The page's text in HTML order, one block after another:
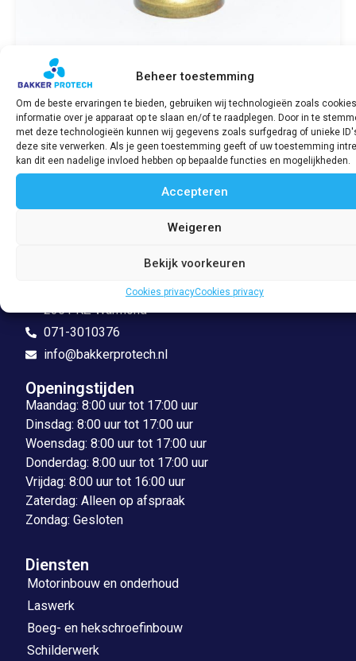
Beheer toestemming
Om de beste ervaringen te bieden, gebruiken wij technologieën zoals
informatie over je apparaat op te slaan en/of te raadplegen. Door in te
met deze technologieën kunnen wij gegevens zoals surfgedrag of unieke
deze site verwerken. Als je geen toestemming geeft of uw toestemming
kan dit een nadelige invloed hebben op bepaalde functies en mogelijkheden.
Accepteren
Weigeren
Bekijk voorkeuren
Cookies privacyCookies privacy
Vriesplug / Frostplug 25 mm SABB
€ 9,05 incl. BTW
2361 KZ Warmond
071-3010376
info@bakkerprotech.nl
Openingstijden
Maandag: 8:00 uur tot 17:00 uur
Dinsdag: 8:00 uur tot 17:00 uur
Woensdag: 8:00 uur tot 17:00 uur
Donderdag: 8:00 uur tot 17:00 uur
Vrijdag: 8:00 uur tot 16:00 uur
Zaterdag: Alleen op afspraak
Zondag: Gesloten
Diensten
Motorinbouw en onderhoud
Laswerk
Boeg- en hekschroefinbouw
Schilderwerk